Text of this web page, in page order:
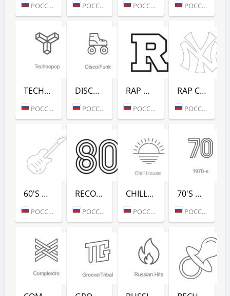
РОССИЯ (МОСКВА) РОССИЯ (МОСКВА) РОССИЯ (МОСКВА) РОССИЯ (МОСКВА)
TECHNOPOP (РАДИО РЕКОРД)
РОССИЯ (МОСКВА)
DISCO/FUNK (РАДИО РЕКОРД)
РОССИЯ (МОСКВА)
RAP HITS (РАДИО РЕКОРД)
РОССИЯ (МОСКВА)
RAP CLASSICS (РАДИО РЕКОРД)
РОССИЯ (МОСКВА)
60'S DANCE (РАДИО РЕКОРД)
РОССИЯ (МОСКВА)
RECORD 80-Х (РАДИО РЕКОРД)
РОССИЯ (МОСКВА)
CHILL HOUSE (РАДИО РЕКОРД)
РОССИЯ (МОСКВА)
70'S DANCE (РАДИО РЕКОРД)
РОССИЯ (МОСКВА)